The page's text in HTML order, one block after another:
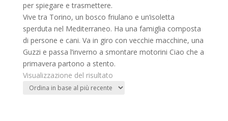
per spiegare e trasmettere.
Vive tra Torino, un bosco friulano e un’isoletta
sperduta nel Mediterraneo. Ha una famiglia composta
di persone e cani. Va in giro con vecchie macchine, una
Guzzi e passa l’inverno a smontare motorini Ciao che a
primavera partono a stento.
Visualizzazione del risultato